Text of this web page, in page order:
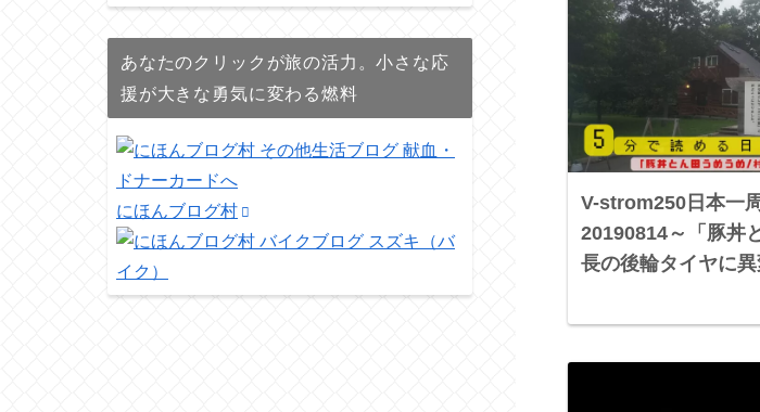
V-strom250日本一
20190814～「豚丼
長の後輪タイヤに異
あなたのクリックが旅の活力。小さな応
援が大きな勇気に変わる燃料
にほんブログ村